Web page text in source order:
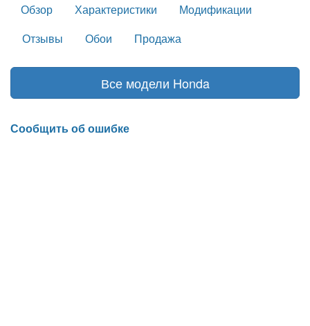
Обзор Характеристики
Модификации
Отзывы
Обои Продажа
Все модели Honda
Сообщить об ошибке